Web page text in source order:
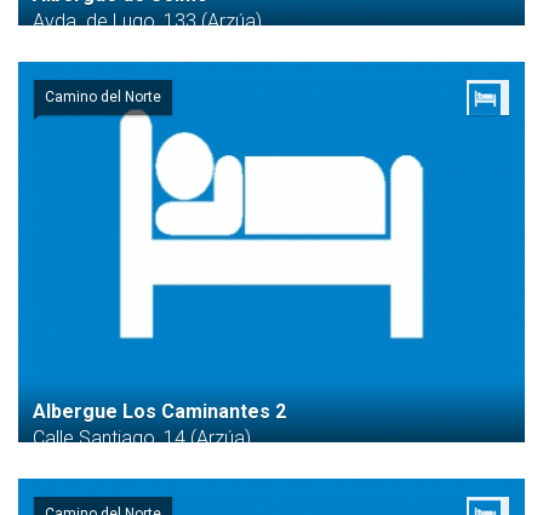
Avda. de Lugo, 133 (Arzúa)
Camino del Norte
Albergue Los Caminantes 2
Calle Santiago, 14 (Arzúa)